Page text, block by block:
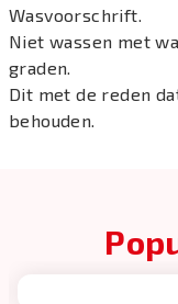
Wasvoorschrift.
Niet wassen met
graden.
Dit met de reden
behouden.